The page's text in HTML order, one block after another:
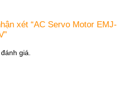
xét “AC Servo Motor EMJ-
giá.